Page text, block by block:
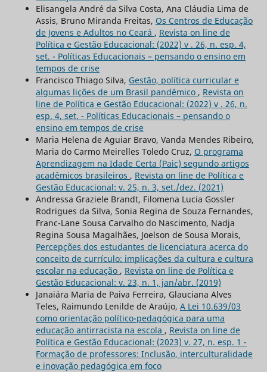
Elisangela André da Silva Costa, Ana Cláudia Lima de
Assis, Bruno Miranda Freitas, Os Centros de Educação
de Jovens e Adultos no Ceará , Revista on line de
Política e Gestão Educacional: (2022) v . 26, n. esp. 4,
set. - Políticas Educacionais – pensando o ensino em
tempos de crise
Francisco Thiago Silva, Gestão, política curricular e
algumas lições de um Brasil pandêmico , Revista on
line de Política e Gestão Educacional: (2022) v . 26, n.
esp. 4, set. - Políticas Educacionais – pensando o
ensino em tempos de crise
Maria Helena de Aguiar Bravo, Vanda Mendes Ribeiro,
Maria do Carmo Meirelles Toledo Cruz, O programa
Aprendizagem na Idade Certa (Paic) segundo artigos
acadêmicos brasileiros , Revista on line de Política e
Gestão Educacional: v. 25, n. 3, set./dez. (2021)
Andressa Graziele Brandt, Filomena Lucia Gossler
Rodrigues da Silva, Sonia Regina de Souza Fernandes,
Franc-Lane Sousa Carvalho do Nascimento, Nadja
Regina Sousa Magalhães, Joelson de Sousa Morais,
Percepções dos estudantes de licenciatura acerca do
conceito de currículo: implicações da cultura e cultura
escolar na educação , Revista on line de Política e
Gestão Educacional: v. 23, n. 1, jan/abr. (2019)
Janaiára Maria de Paiva Ferreira, Glauciana Alves
Teles, Raimundo Lenilde de Araújo, A Lei 10.639/03
como orientação político-pedagógica para uma
educação antirracista na escola , Revista on line de
Política e Gestão Educacional: (2023) v. 27, n. esp. 1 -
Formação de professores: Inclusão, interculturalidade
e inovação pedagógica em foco